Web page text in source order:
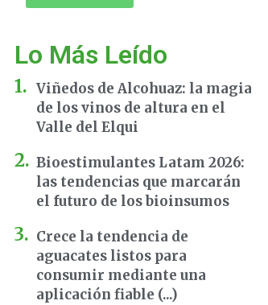
Lo Más Leído
Viñedos de Alcohuaz: la magia
de los vinos de altura en el
Valle del Elqui
Bioestimulantes Latam 2026:
las tendencias que marcarán
el futuro de los bioinsumos
Crece la tendencia de
aguacates listos para
consumir mediante una
aplicación fiable (...)